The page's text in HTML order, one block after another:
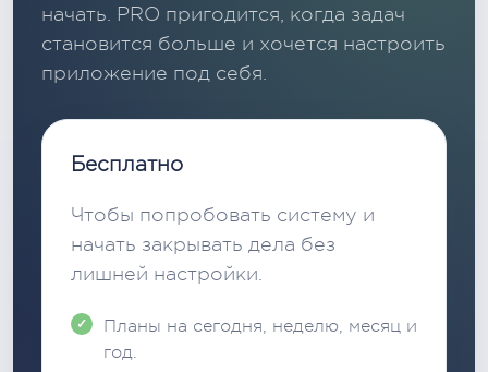
начать. PRO пригодится, когда задач
становится больше и хочется настроить
приложение под себя.
Бесплатно
Чтобы попробовать систему и
начать закрывать дела без
лишней настройки.
Планы на сегодня, неделю, месяц и
год.